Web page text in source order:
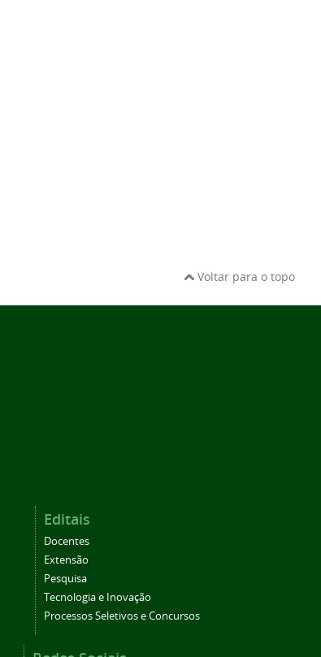
Voltar para o topo
Editais
Docentes
Extensão
Pesquisa
Tecnologia e Inovação
Processos Seletivos e Concursos